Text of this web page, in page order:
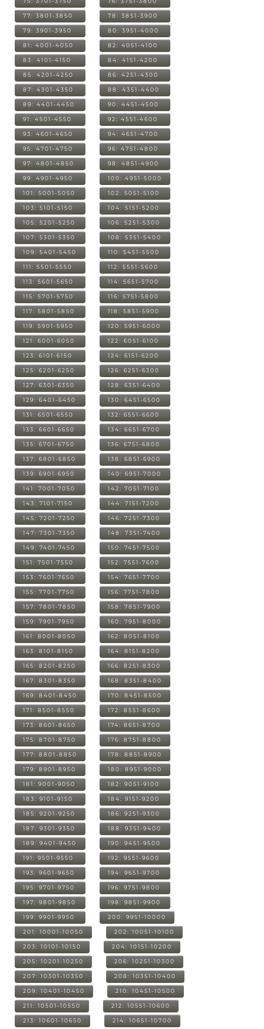
77: 3801-3850 78: 3851-3900
79: 3901-3950 80: 3951-4000
81: 4001-4050 82: 4051-4100
83: 4101-4150 84: 4151-4200
85: 4201-4250 86: 4251-4300
87: 4301-4350 88: 4351-4400
89: 4401-4450 90: 4451-4500
91: 4501-4550 92: 4551-4600
93: 4601-4650 94: 4651-4700
95: 4701-4750 96: 4751-4800
97: 4801-4850 98: 4851-4900
99: 4901-4950 100: 4951-5000
101: 5001-5050 102: 5051-5100
103: 5101-5150 104: 5151-5200
105: 5201-5250 106: 5251-5300
107: 5301-5350 108: 5351-5400
109: 5401-5450 110: 5451-5500
111: 5501-5550 112: 5551-5600
113: 5601-5650 114: 5651-5700
115: 5701-5750 116: 5751-5800
117: 5801-5850 118: 5851-5900
119: 5901-5950 120: 5951-6000
121: 6001-6050 122: 6051-6100
123: 6101-6150 124: 6151-6200
125: 6201-6250 126: 6251-6300
127: 6301-6350 128: 6351-6400
129: 6401-6450 130: 6451-6500
131: 6501-6550 132: 6551-6600
133: 6601-6650 134: 6651-6700
135: 6701-6750 136: 6751-6800
137: 6801-6850 138: 6851-6900
139: 6901-6950 140: 6951-7000
141: 7001-7050 142: 7051-7100
143: 7101-7150 144: 7151-7200
145: 7201-7250 146: 7251-7300
147: 7301-7350 148: 7351-7400
149: 7401-7450 150: 7451-7500
151: 7501-7550 152: 7551-7600
153: 7601-7650 154: 7651-7700
155: 7701-7750 156: 7751-7800
157: 7801-7850 158: 7851-7900
159: 7901-7950 160: 7951-8000
161: 8001-8050 162: 8051-8100
163: 8101-8150 164: 8151-8200
165: 8201-8250 166: 8251-8300
167: 8301-8350 168: 8351-8400
169: 8401-8450 170: 8451-8500
171: 8501-8550 172: 8551-8600
173: 8601-8650 174: 8651-8700
175: 8701-8750 176: 8751-8800
177: 8801-8850 178: 8851-8900
179: 8901-8950 180: 8951-9000
181: 9001-9050 182: 9051-9100
183: 9101-9150 184: 9151-9200
185: 9201-9250 186: 9251-9300
187: 9301-9350 188: 9351-9400
189: 9401-9450 190: 9451-9500
191: 9501-9550 192: 9551-9600
193: 9601-9650 194: 9651-9700
195: 9701-9750 196: 9751-9800
197: 9801-9850 198: 9851-9900
199: 9901-9950 200: 9951-10000
201: 10001-10050 202: 10051-10100
203: 10101-10150 204: 10151-10200
205: 10201-10250 206: 10251-10300
207: 10301-10350 208: 10351-10400
209: 10401-10450 210: 10451-10500
211: 10501-10550 212: 10551-10600
213: 10601-10650 214: 10651-10700